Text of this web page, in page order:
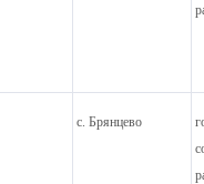
с. Брянцево